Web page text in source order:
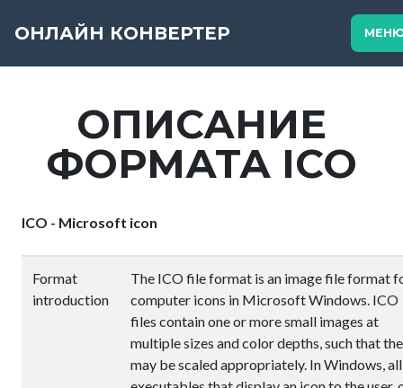
ОНЛАЙН КОНВЕРТЕР
ОПИСАНИЕ
ФОРМАТА ICO
ICO - Microsoft icon
Format
introduction
The ICO file format is an image file format
computer icons in Microsoft Windows. ICO
files contain one or more small images at
multiple sizes and color depths, such that
may be scaled appropriately. In Windows, all